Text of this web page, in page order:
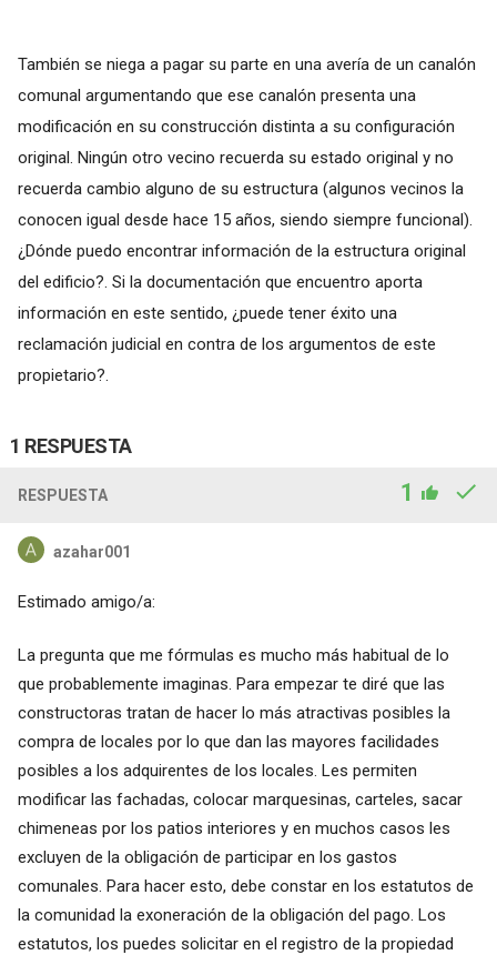
También se niega a pagar su parte en una avería de un canalón
comunal argumentando que ese canalón presenta una
modificación en su construcción distinta a su configuración
original. Ningún otro vecino recuerda su estado original y no
recuerda cambio alguno de su estructura (algunos vecinos la
conocen igual desde hace 15 años, siendo siempre funcional).
¿Dónde puedo encontrar información de la estructura original
del edificio?. Si la documentación que encuentro aporta
información en este sentido, ¿puede tener éxito una
reclamación judicial en contra de los argumentos de este
propietario?.
1 RESPUESTA
RESPUESTA 1
azahar001
Estimado amigo/a:
La pregunta que me fórmulas es mucho más habitual de lo
que probablemente imaginas. Para empezar te diré que las
constructoras tratan de hacer lo más atractivas posibles la
compra de locales por lo que dan las mayores facilidades
posibles a los adquirentes de los locales. Les permiten
modificar las fachadas, colocar marquesinas, carteles, sacar
chimeneas por los patios interiores y en muchos casos les
excluyen de la obligación de participar en los gastos
comunales. Para hacer esto, debe constar en los estatutos de
la comunidad la exoneración de la obligación del pago. Los
estatutos, los puedes solicitar en el registro de la propiedad